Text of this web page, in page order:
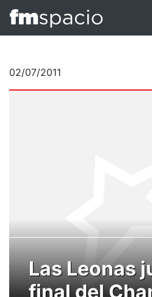
02/07/2011
Las Leonas
final del